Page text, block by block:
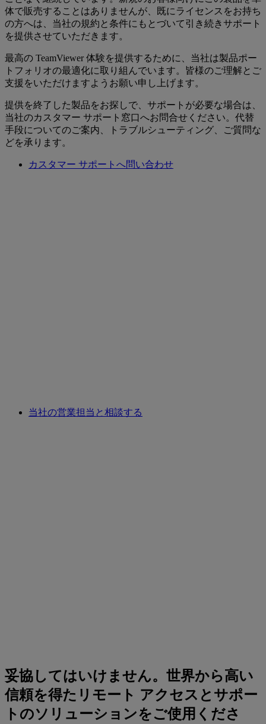
体で販売することはありませんが、既にライセンスをお持ち
の方へは、当社の規約と条件にもとづいて引き続きサポート
を提供させていただきます。
最高の TeamViewer 体験を提供するために、当社は製品ポー
トフォリオの最適化に取り組んでいます。皆様のご理解とご
支援をいただけますようお願い申し上げます。
提供を終了した製品をお探しで、サポートが必要な場合は、
当社のカスタマー サポート窓口へお問合せください。代替
手段についてのご案内、トラブルシューティング、ご質問な
どを承ります。
カスタマー サポートへ問い合わせ
当社の営業担当と相談する
妥協してはいけません。世界から高い
信頼を得たリモート アクセスとサポー
トのソリューションをご使用くださ